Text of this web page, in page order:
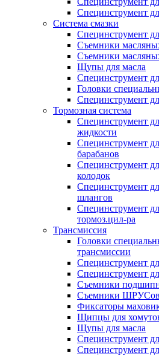
Специнструмент
Система смазки
Специнструмент
Съемники
Съемники
Щупы для масла
Специнструмент
Головки
Специнструмент
Тормозная система
Специнструмент
жидкости
Специнструмент
барабанов
Специнструмент
колодок
Специнструмент
шлангов
Специнструмент
тормоз.цил-ра
Трансмиссия
Головки
трансмиссии
Специнструмент
Специнструмент
Съемники
Съемники ШРУСов
Фиксаторы
Щипцы для
Щупы для масла
Специнструмент
Специнструмент